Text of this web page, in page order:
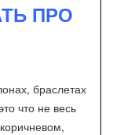
ПРО
браслетах
что не весь